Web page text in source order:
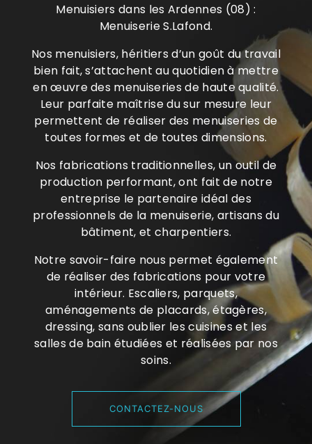
Menuisiers dans les Ardennes (08) :
Menuiserie S.Lafond.
Nos menuisiers, héritiers d’un goût du travail
bien fait, s’attachent au quotidien à mettre
en œuvre des menuiseries de haute qualité.
Leur parfaite maîtrise du sur mesure leur
permettent de réaliser des menuiseries de
toutes formes et de toutes dimensions.
Nos fabrications traditionnelles, un outil de
production performant, ont fait de notre
entreprise le partenaire idéal des
professionnels de la menuiserie, artisans du
bâtiment, et charpentiers.
Notre savoir-faire nous permet également
de réaliser des fabrications pour votre
intérieur. Escaliers, parquets,
aménagements de placards, étagères,
dressing, sans oublier les cuisines et les
salles de bain étudiées et réalisées par nos
soins.
CONTACTEZ-NOUS